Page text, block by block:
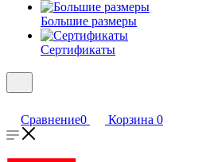
Большие размеры
Сертификаты
Сравнение0 Корзина 0